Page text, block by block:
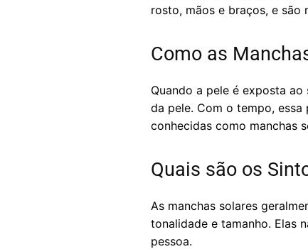
rosto, mãos e braços, e são
Como as
Quando a pele é exposta
da pele. Com o tempo, essa
conhecidas como manchas
Quais são os
As manchas solares
tonalidade e tamanho. Elas
pessoa.